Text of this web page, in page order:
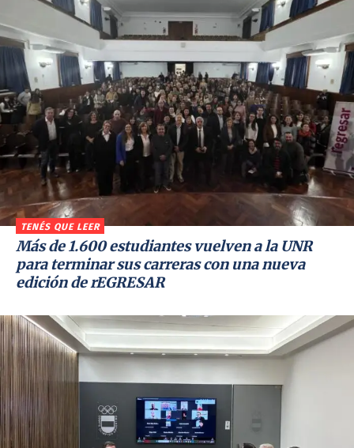
TENÉS QUE LEER
Más de 1.600 estudiantes vuelven a la UNR
para terminar sus carreras con una nueva
edición de rEGRESAR